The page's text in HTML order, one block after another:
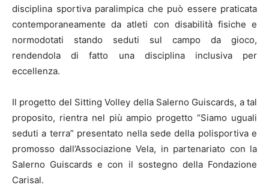
disciplina sportiva paralimpica che può essere praticata
contemporaneamente da atleti con disabilità fisiche e
normodotati stando seduti sul campo da gioco,
rendendola di fatto una disciplina inclusiva per
eccellenza.
Il progetto del Sitting Volley della Salerno Guiscards, a tal
proposito, rientra nel più ampio progetto “Siamo uguali
seduti a terra” presentato nella sede della polisportiva e
promosso dall’Associazione Vela, in partenariato con la
Salerno Guiscards e con il sostegno della Fondazione
Carisal.